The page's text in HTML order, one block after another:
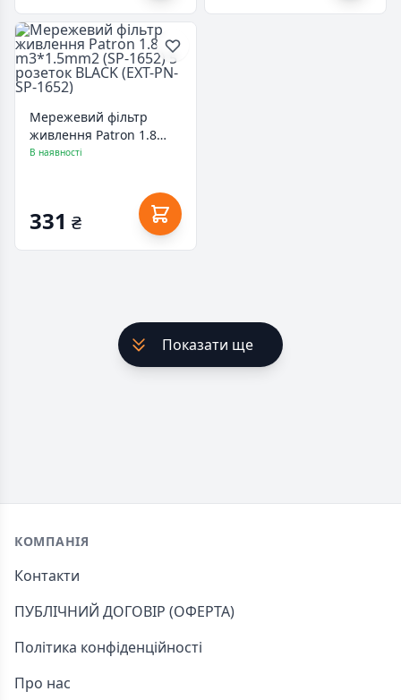
Мережевий фільтр
живлення Patron 1.8
m3*1.5mm2 (SP-1652) 5
В наявності
331 ₴
Показати ще
Footer
КОМПАНІЯ
Контакти
ПУБЛІЧНИЙ ДОГОВІР (ОФЕРТА)
Політика конфіденційності
Про нас